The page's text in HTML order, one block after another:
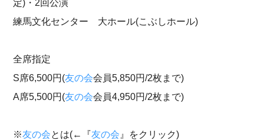
定)・2回公演
練馬文化センター 大ホール(こぶしホール)
全席指定
S席6,500円(友の会会員5,850円/2枚まで)
A席5,500円(友の会会員4,950円/2枚まで)
※友の会とは(←『友の会 』をクリック)